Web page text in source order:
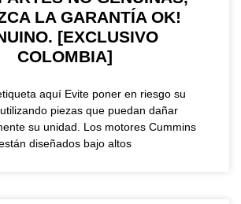
LA GARANTÍA OK!
[EXCLUSIVO
COLOMBIA]
aquí Evite poner en riesgo su
piezas que puedan dañar
su unidad. Los motores Cummins
diseñados bajo altos